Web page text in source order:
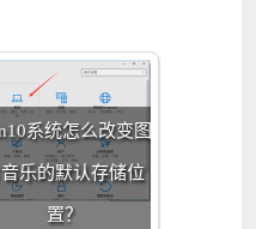
系统怎么改变图
乐的默认存储位
置？